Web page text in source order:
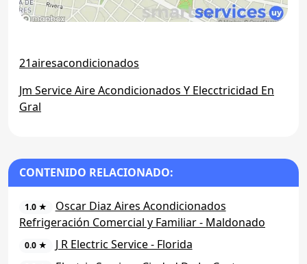
21airesacondicionados
Jm Service Aire Acondicionados Y Elecctricidad En
Gral
CONTENIDO RELACIONADO:
1.0 ★
Oscar Diaz Aires Acondicionados
Refrigeración Comercial y Familiar - Maldonado
0.0 ★ J R Electric Service - Florida